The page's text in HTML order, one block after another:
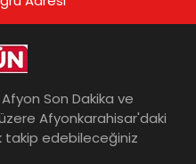
Son Dakika ve
Afyonkarahisar'daki
takip edebileceğiniz